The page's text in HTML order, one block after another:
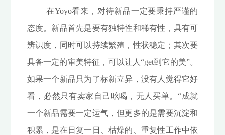
在Yoyo看来，对待新品一定要秉持严谨的
态度。新品首先是要有独特性和稀有性，具有可
辨识度，同时可以持续繁殖，性状稳定；其次要
具备一定的审美特征，可以让人“get到它的美”。
如果一个新品只为了标新立异，没有人觉得它好
看，必然只有卖家自己吆喝，无人买单。“成就
一个新品需要一定运气，但更多的是需要沉淀和
积累，是在日复一日、枯燥的、重复性工作中依